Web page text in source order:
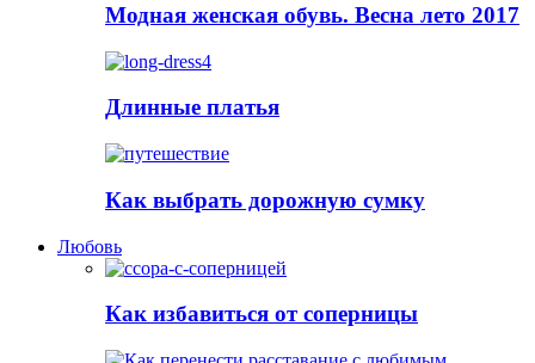
Модная женская обувь. Весна лето 2017
Длинные платья
Как выбрать дорожную сумку
Любовь
Как избавиться от соперницы